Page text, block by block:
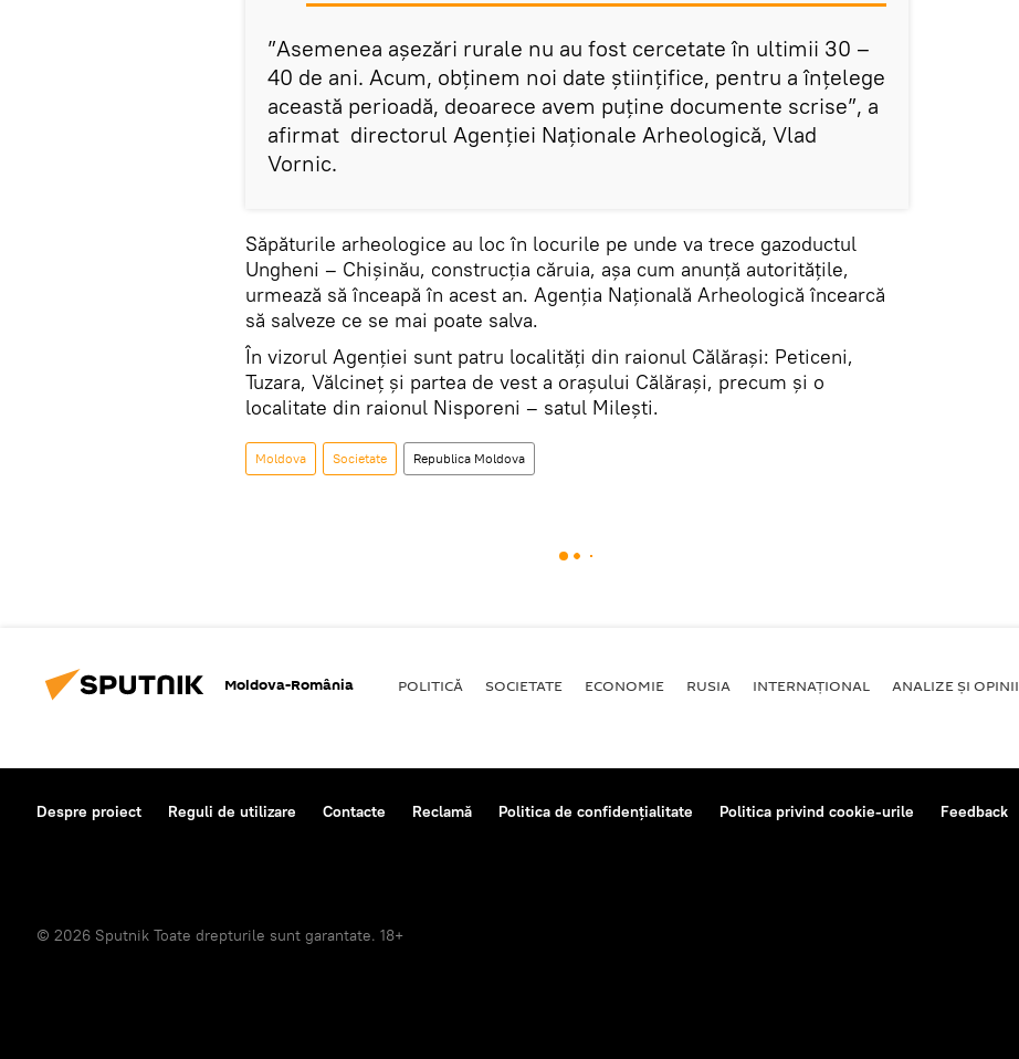
”Asemenea așezări rurale nu au fost cercetate în ultimii 30 –
40 de ani. Acum, obținem noi date științifice, pentru a înțelege
această perioadă, deoarece avem puține documente scrise”, a
afirmat directorul Agenției Naționale Arheologică, Vlad
Vornic.
Săpăturile arheologice au loc în locurile pe unde va trece gazoductul
Ungheni – Chișinău, construcția căruia, așa cum anunță autoritățile,
urmează să înceapă în acest an. Agenția Națională Arheologică încearcă
să salveze ce se mai poate salva.
În vizorul Agenției sunt patru localități din raionul Călărași: Peticeni,
Tuzara, Vălcineț și partea de vest a orașului Călărași, precum și o
localitate din raionul Nisporeni – satul Milești.
Moldova Societate Republica Moldova
Moldova-România POLITICĂ SOCIETATE ECONOMIE RUSIA INTERNAŢIONAL ANALIZE ȘI OPINII
Despre proiect Reguli de utilizare Contacte Reclamă Politica de confidențialitate Politica privind cookie-urile Feedback
© 2026 Sputnik Toate drepturile sunt garantate. 18+